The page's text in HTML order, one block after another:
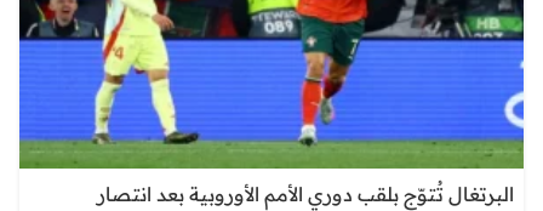
البرتغال تُتوّج بلقب دوري الأمم الأوروبية بعد انتصار